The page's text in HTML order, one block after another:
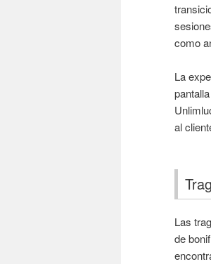
como
La
al
Las
de